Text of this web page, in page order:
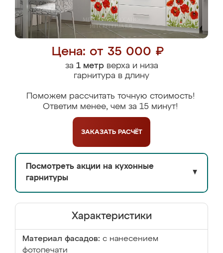
Цена: от 35 000 ₽
за 1 метрверха и низа
гарнитура в длину
Поможем рассчитать точную стоимость!
Ответим менее, чем за 15 минут!
ЗАКАЗАТЬ РАСЧЁТ
Посмотреть акции на кухонные
гарнитуры
▼
Характеристики
Материал фасадов: с нанесением
фотопечати